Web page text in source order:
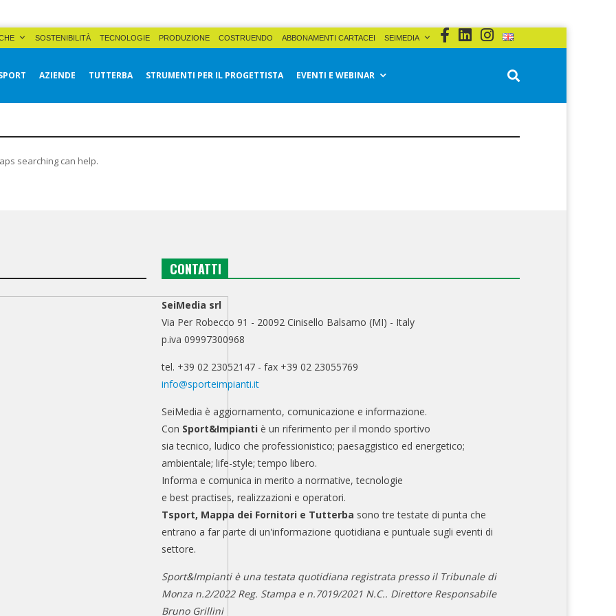
SOSTENIBILITÀ TECNOLOGIE PRODUZIONE COSTRUENDO ABBONAMENTI CARTACEI SEIMEDIA
AZIENDE TUTTERBA STRUMENTI PER IL PROGETTISTA EVENTI E WEBINAR
searching can help.
CONTATTI
SeiMedia srl
Via Per Robecco 91 - 20092 Cinisello Balsamo (MI) - Italy
p.iva 09997300968
tel. +39 02 23052147 - fax +39 02 23055769
info@sporteimpianti.it
SeiMedia è aggiornamento, comunicazione e informazione.
Con Sport&Impianti è un riferimento per il mondo sportivo
sia tecnico, ludico che professionistico; paesaggistico ed energetico;
ambientale; life-style; tempo libero.
Informa e comunica in merito a normative, tecnologie
e best practises, realizzazioni e operatori.
Tsport, Mappa dei Fornitori e Tutterba sono tre testate di punta che
entrano a far parte di un'informazione quotidiana e puntuale sugli eventi di
settore.
Sport&Impianti è una testata quotidiana registrata presso il Tribunale di
Monza n.2/2022 Reg. Stampa e n.7019/2021 N.C.. Direttore Responsabile
Bruno Grillini